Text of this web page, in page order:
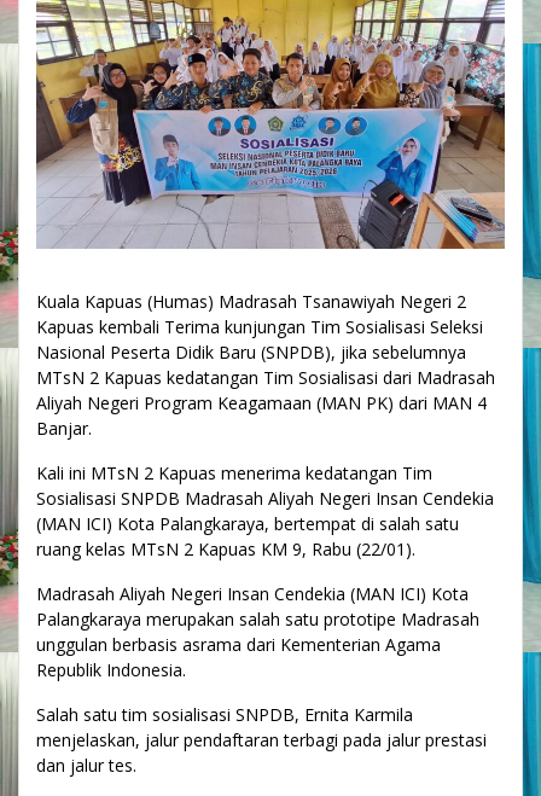
Kuala Kapuas (Humas) Madrasah Tsanawiyah Negeri 2
Kapuas kembali Terima kunjungan Tim Sosialisasi Seleksi
Nasional Peserta Didik Baru (SNPDB), jika sebelumnya
MTsN 2 Kapuas kedatangan Tim Sosialisasi dari Madrasah
Aliyah Negeri Program Keagamaan (MAN PK) dari MAN 4
Banjar.
Kali ini MTsN 2 Kapuas menerima kedatangan Tim
Sosialisasi SNPDB Madrasah Aliyah Negeri Insan Cendekia
(MAN ICI) Kota Palangkaraya, bertempat di salah satu
ruang kelas MTsN 2 Kapuas KM 9, Rabu (22/01).
Madrasah Aliyah Negeri Insan Cendekia (MAN ICI) Kota
Palangkaraya merupakan salah satu prototipe Madrasah
unggulan berbasis asrama dari Kementerian Agama
Republik Indonesia.
Salah satu tim sosialisasi SNPDB, Ernita Karmila
menjelaskan, jalur pendaftaran terbagi pada jalur prestasi
dan jalur tes.